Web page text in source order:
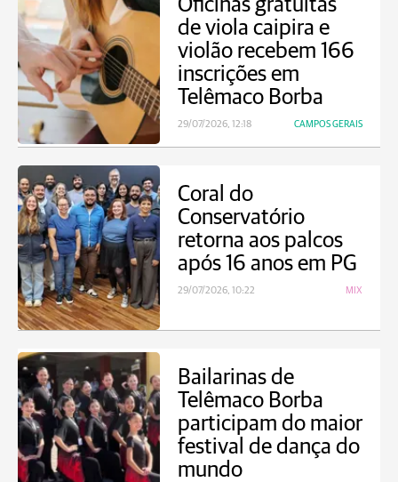
Oficinas gratuitas
de viola caipira e
violão recebem 166
inscrições em
Telêmaco Borba
29/07/2026, 12:18 CAMPOS GERAIS
Coral do
Conservatório
retorna aos palcos
após 16 anos em PG
29/07/2026, 10:22 MIX
Bailarinas de
Telêmaco Borba
participam do maior
festival de dança do
mundo